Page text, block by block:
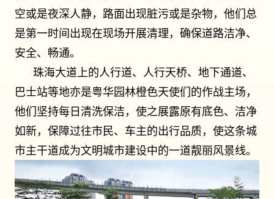
空或是夜深人静，路面出现脏污或是杂物，他们总
是第一时间出现在现场开展清理，确保道路洁净、
安全、畅通。
珠海大道上的人行道、人行天桥、地下通道、
巴士站等地亦是粤华园林橙色天使们的作战主场，
他们坚持每日清洗保洁，使之展露原有底色、洁净
如新，保障过往市⺠、⻋主的出行品质，使这条城
市主干道成为文明城市建设中的一道靓丽⻛景线。